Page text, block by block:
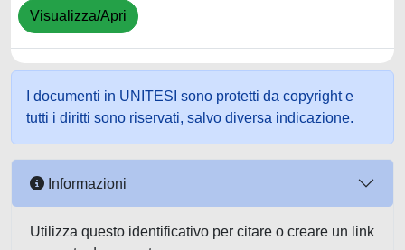
Visualizza/Apri
I documenti in UNITESI sono protetti da copyright e
tutti i diritti sono riservati, salvo diversa indicazione.
Informazioni
Utilizza questo identificativo per citare o creare un link